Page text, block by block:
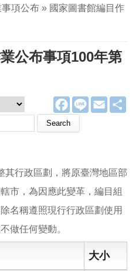
項公布 » 國家圖書館編目作
公布事項100年第
F
a
e
k
L
E
m
其行政區劃，將原臺灣地區部
市，為因應此變革，編目組
名稱遵照現行行政區劃使用
做任何變動。
大小